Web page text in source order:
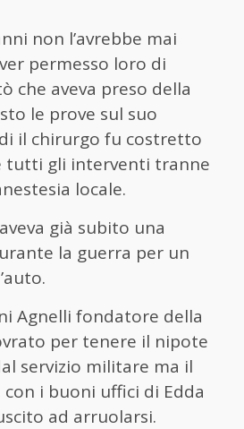
non l’avrebbe mai
permesso loro di
che aveva preso della
le prove sul suo
il chirurgo fu costretto
tutti gli interventi tranne
locale.
già subito una
la guerra per un
Agnelli fondatore della
per tenere il nipote
servizio militare ma il
i buoni uffici di Edda
ad arruolarsi.